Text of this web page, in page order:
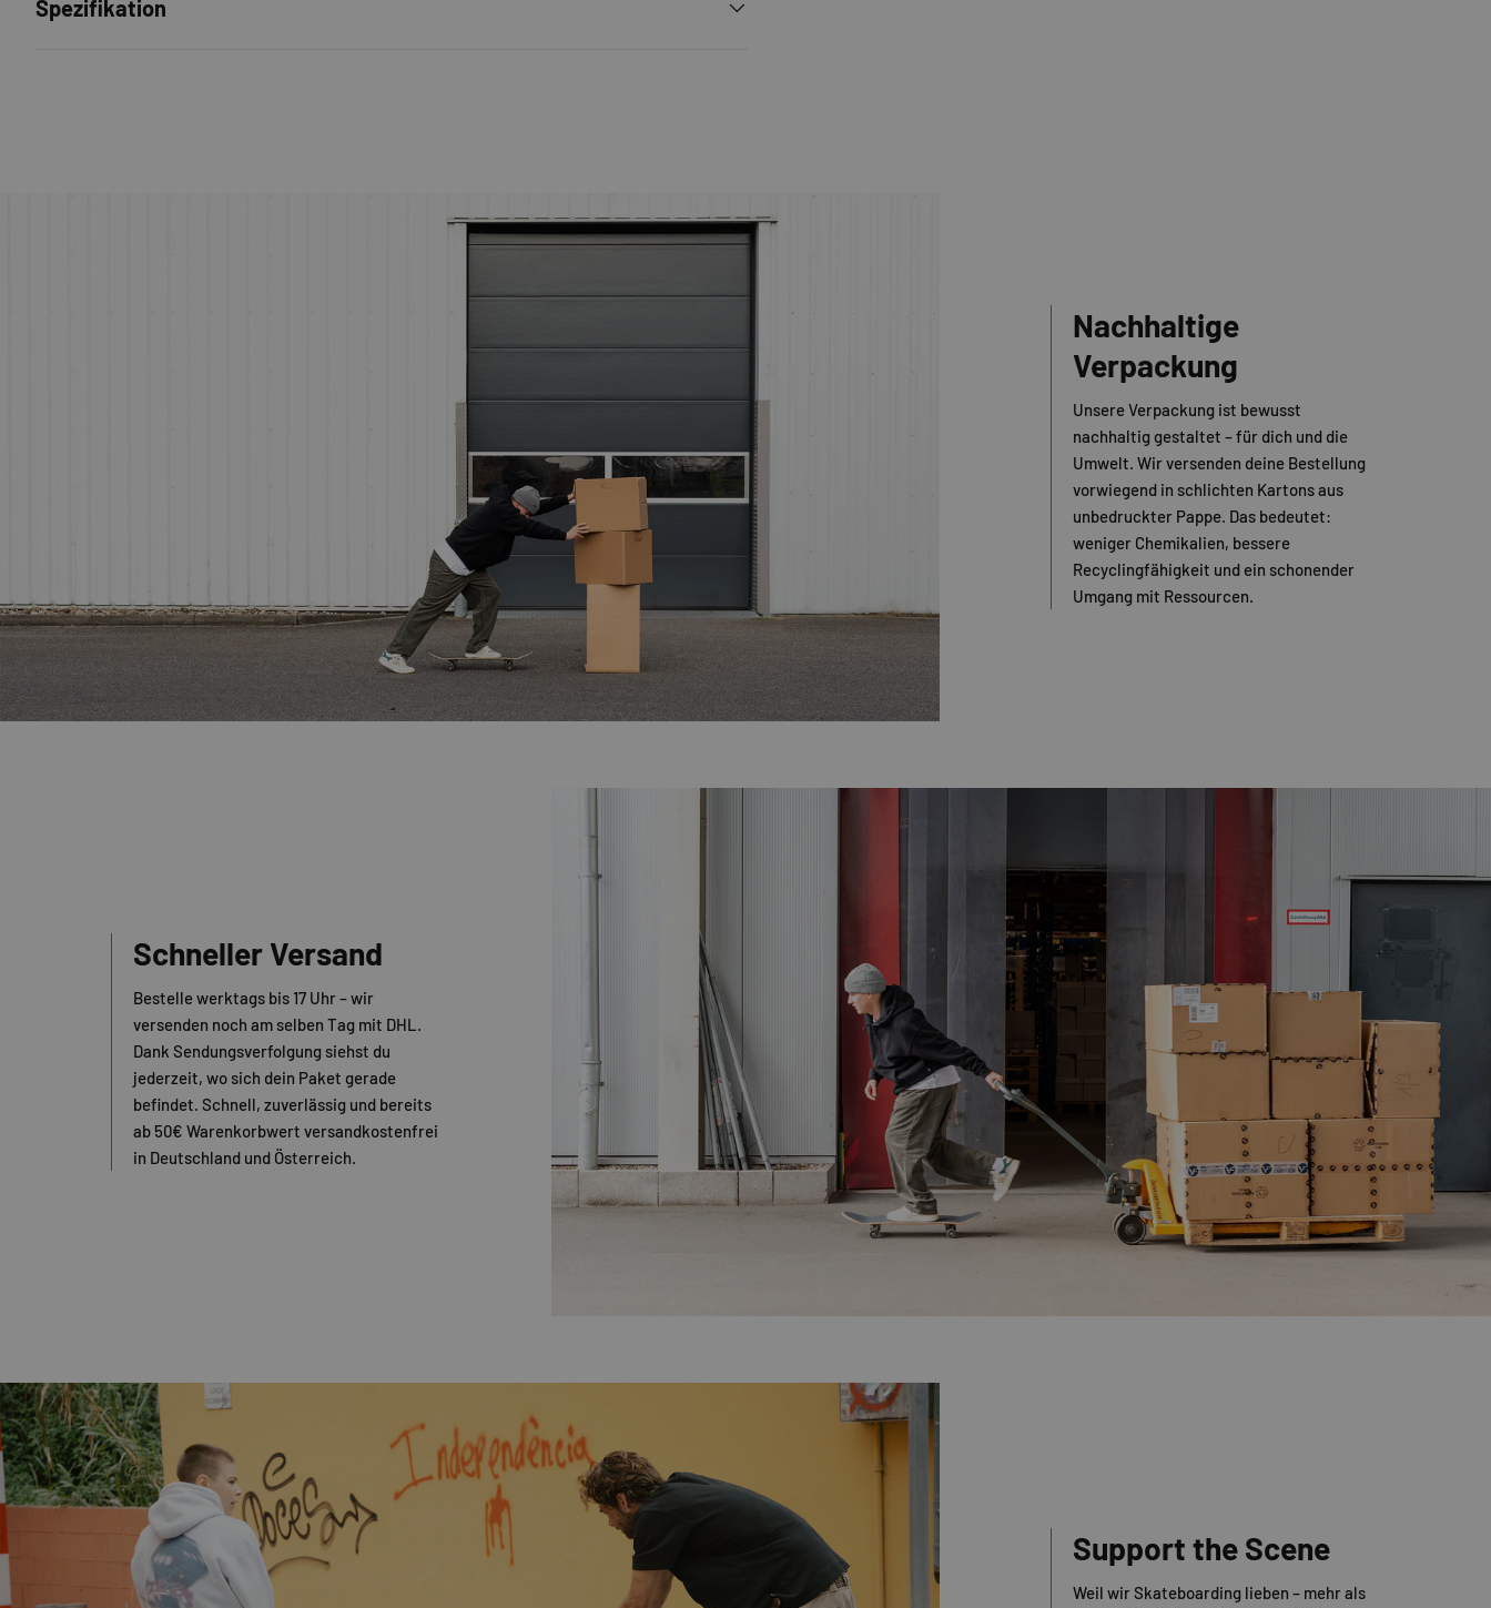
Spezifikation
Nachhaltige
Verpackung
Unsere Verpackung ist bewusst
nachhaltig gestaltet – für dich und die
Umwelt. Wir versenden deine Bestellung
vorwiegend in schlichten Kartons aus
unbedruckter Pappe. Das bedeutet:
weniger Chemikalien, bessere
Recyclingfähigkeit und ein schonender
Umgang mit Ressourcen.
Schneller Versand
Bestelle werktags bis 17 Uhr – wir
versenden noch am selben Tag mit DHL.
Dank Sendungsverfolgung siehst du
jederzeit, wo sich dein Paket gerade
befindet. Schnell, zuverlässig und bereits
ab 50€ Warenkorbwert versandkostenfrei
in Deutschland und Österreich.
Support the Scene
Weil wir Skateboarding lieben – mehr als